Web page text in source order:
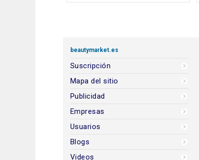
beautymarket.es
Suscripción
Mapa del sitio
Publicidad
Empresas
Usuarios
Blogs
Videos